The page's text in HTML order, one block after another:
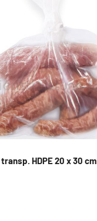
HDPE 20 x 30 cm